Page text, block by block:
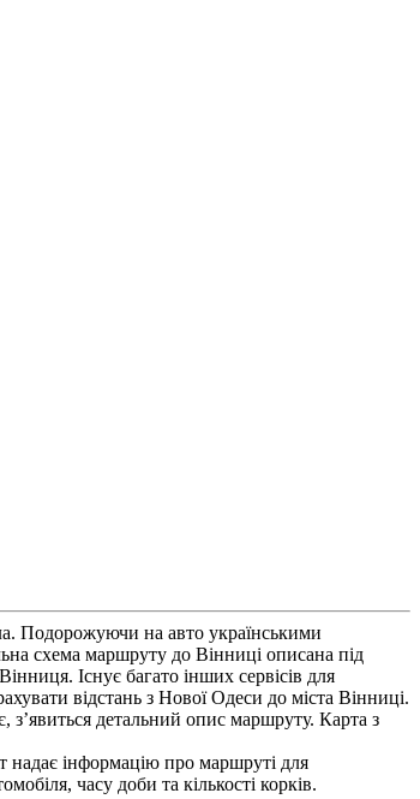
Подорожуючи на авто українськими
схема маршруту до Вінниці описана під
Існує багато інших сервісів для
відстань з Нової Одеси до міста Вінниці.
детальний опис маршруту. Карта з
інформацію про маршруті для
часу доби та кількості корків.